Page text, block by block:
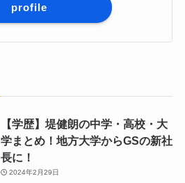
profile
【学歴】堤健朗の中学・高校・大
学まとめ！地方大学からGSの新社
長に！
2024年2月29日